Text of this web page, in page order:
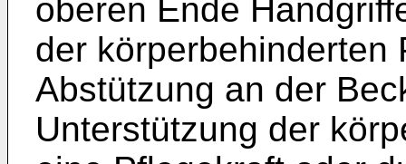
oberen Ende
der körperbehinderten
Abstützung an der
Unterstützung der